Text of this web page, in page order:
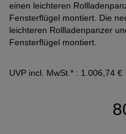
einen leichteren
Fensterflügel montiert. Die
leichteren Rollladenpanzer
Fensterflügel montiert.
UVP incl. MwSt.* : 1.006,74 €